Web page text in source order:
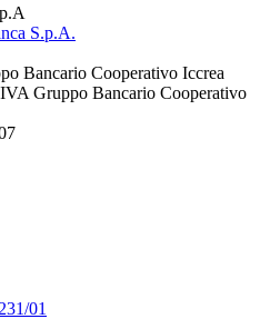
S.p.A.
Bancario Cooperativo Iccrea
Gruppo Bancario Cooperativo
01